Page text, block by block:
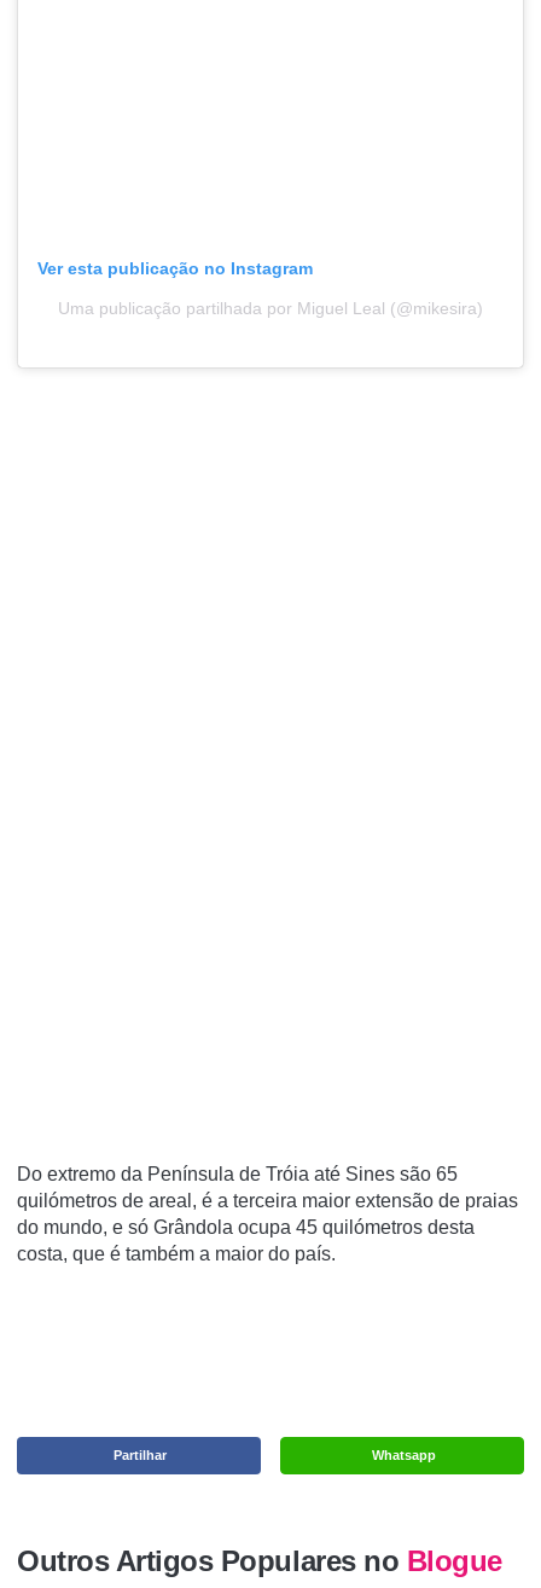
Ver esta publicação no Instagram
Uma publicação partilhada por Miguel Leal (@mikesira)
Do extremo da Península de Tróia até Sines são 65
quilómetros de areal, é a terceira maior extensão de praias
do mundo, e só Grândola ocupa 45 quilómetros desta
costa, que é também a maior do país.
Whatsapp
Partilhar
Outros Artigos Populares no Blogue